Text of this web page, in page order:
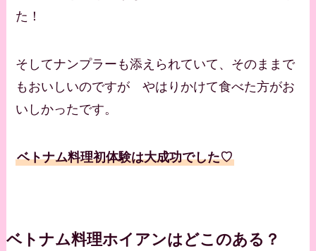
た！
そしてナンプラーも添えられていて、そのままで
もおいしいのですが やはりかけて食べた方がお
いしかったです。
ベトナム料理初体験は大成功でした♡
ベトナム料理ホイアンはどこのある？